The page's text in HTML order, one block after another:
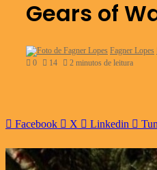
Gears of
Fagner Lopes
0
14 2 minutos de leitura
Facebook X Linkedin